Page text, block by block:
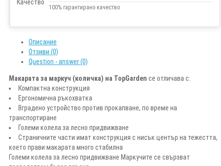
100% гарантирано качество
Описание
Отзиви (0)
Question - answer (0)
Макарата за маркуч (количка) на TopGarden се отличава с:
Компактна конструкция
Ергономична ръкохватка
Вградено устройство против прокапване, по време на
транспортиране
Големи колела за лесно придвижване
Страничните части имат конструкция с нисък център на тежестта,
което прави макарата много стабилна
Големи колела за лесно придвижване Маркучите се свързват